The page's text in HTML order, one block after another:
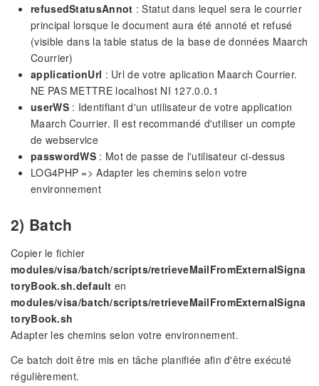
refusedStatusAnnot : Statut dans lequel sera le courrier
principal lorsque le document aura été annoté et refusé
(visible dans la table status de la base de données Maarch
Courrier)
applicationUrl : Url de votre aplication Maarch Courrier.
NE PAS METTRE localhost NI 127.0.0.1
userWS: Identifiant d'un utilisateur de votre application
Maarch Courrier. Il est recommandé d'utiliser un compte
de webservice
passwordWS : Mot de passe de l'utilisateur ci-dessus
LOG4PHP => Adapter les chemins selon votre
environnement
2) Batch
Copier le fichier
modules/visa/batch/scripts/retrieveMailFromExternalSigna
toryBook.sh.default en
modules/visa/batch/scripts/retrieveMailFromExternalSigna
toryBook.sh
Adapter les chemins selon votre environnement.
Ce batch doit être mis en tâche planifiée afin d'être exécuté
régulièrement.